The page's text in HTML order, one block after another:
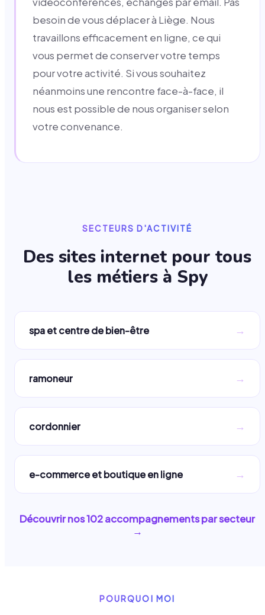
besoin de vous déplacer à Liège. Nous
travaillons efficacement en ligne, ce qui
vous permet de conserver votre temps
pour votre activité. Si vous souhaitez
néanmoins une rencontre face-à-face, il
nous est possible de nous organiser selon
votre convenance.
SECTEURS D'ACTIVITÉ
Des sites internet pour tous
les métiers à Spy
spa et centre de bien-être →
ramoneur →
cordonnier →
e-commerce et boutique en ligne →
Découvrir nos102accompagnements par secteur
→
POURQUOI MOI